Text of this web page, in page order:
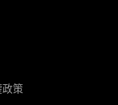
政策